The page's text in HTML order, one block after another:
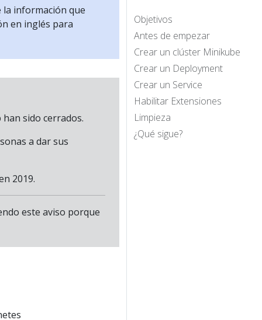
Objetivos
Antes de empezar
Crear un clúster Minikube
Crear un Deployment
Crear un Service
Habilitar Extensiones
Limpieza
¿Qué sigue?
información que
en inglés para
sido cerrados.
a dar sus
2019.
este aviso porque